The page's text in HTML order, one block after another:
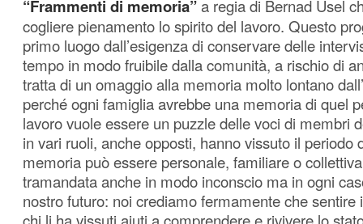
“Frammenti di memoria”a regia di Bernad Usel
cogliere pienamento lo spirito del lavoro. Questo
primo luogo dall’esigenza di conservare delle
tempo in modo fruibile dalla comunità, a rischio di
tratta di un omaggio alla memoria molto lontano
perché ogni famiglia avrebbe una memoria di quel
lavoro vuole essere un puzzle delle voci di membri
in vari ruoli, anche opposti, hanno vissuto il periodo
memoria può essere personale, familiare o
tramandata anche in modo inconscio ma in ogni
nostro futuro: noi crediamo fermamente che sentire